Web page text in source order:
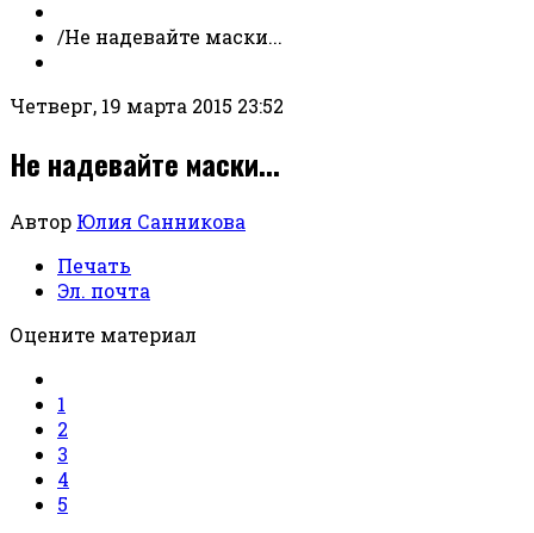
/Не надевайте маски...
Четверг, 19 марта 2015 23:52
Не надевайте маски...
Автор Юлия Санникова
Печать
Эл. почта
Оцените материал
1
2
3
4
5